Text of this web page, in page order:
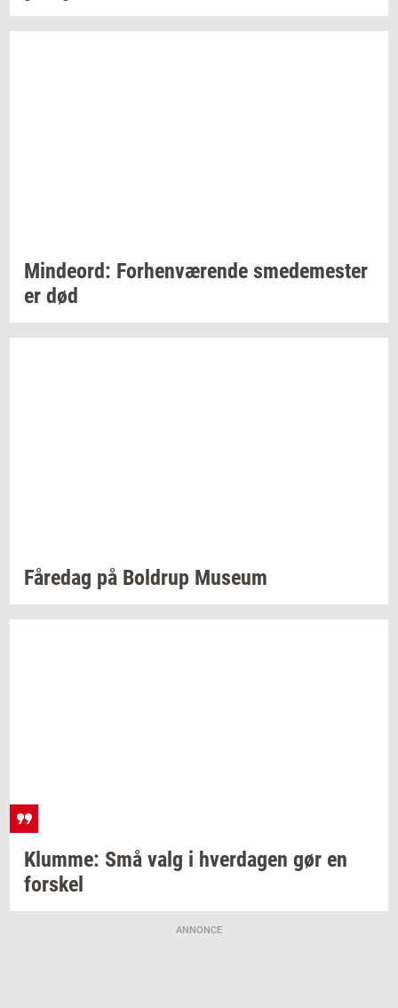
Min­de­ord: For­hen­væ­ren­de sme­de­me­ster
er død
Få­re­dag på Bol­d­rup Mu­se­um
Klum­me: Små valg i hver­da­gen gør en
for­skel
ANNONCE